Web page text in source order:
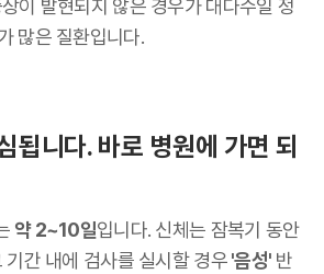
이 발현되지 않은 경우가 대다수일 정
많은 질환입니다.
됩니다. 바로 병원에 가면 되
약 2~10일입니다. 신체는 잠복기 동안
간 내에 검사를 실시할 경우'음성' 반